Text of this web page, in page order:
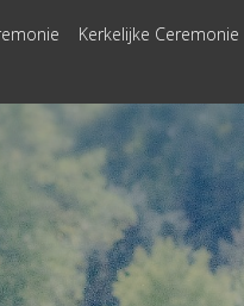
Kerkelijke Ceremonie